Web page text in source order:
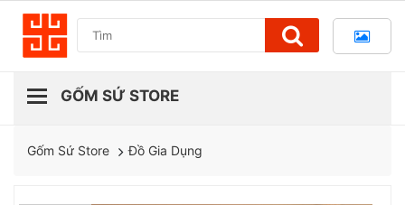
Gốm Sứ Store Đồ Gia Dụng